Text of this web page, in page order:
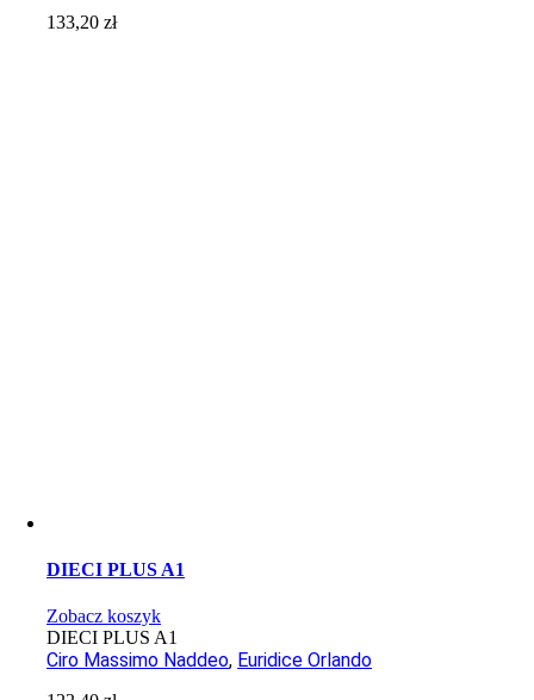
133,20zł
DIECI PLUS A1
Zobacz koszyk
DIECI PLUS A1
Ciro Massimo Naddeo, Euridice Orlando